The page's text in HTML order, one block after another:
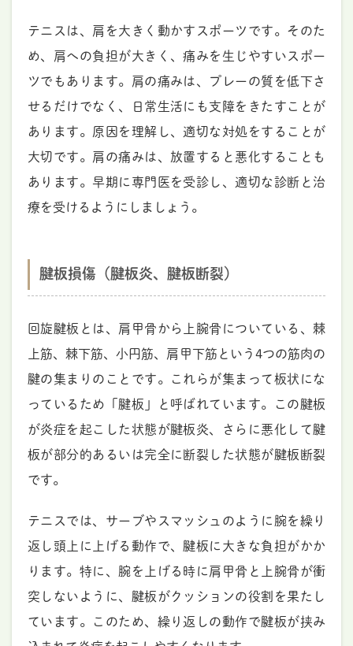
テニスは、肩を大きく動かすスポーツです。そのた
め、肩への負担が大きく、痛みを生じやすいスポー
ツでもあります。肩の痛みは、プレーの質を低下さ
せるだけでなく、日常生活にも支障をきたすことが
あります。原因を理解し、適切な対処をすることが
大切です。肩の痛みは、放置すると悪化することも
あります。早期に専門医を受診し、適切な診断と治
療を受けるようにしましょう。
腱板損傷（腱板炎、腱板断裂）
回旋腱板とは、肩甲骨から上腕骨についている、棘
上筋、棘下筋、小円筋、肩甲下筋という4つの筋肉の
腱の集まりのことです。これらが集まって板状にな
っているため「腱板」と呼ばれています。この腱板
が炎症を起こした状態が腱板炎、さらに悪化して腱
板が部分的あるいは完全に断裂した状態が腱板断裂
です。
テニスでは、サーブやスマッシュのように腕を繰り
返し頭上に上げる動作で、腱板に大きな負担がかか
ります。特に、腕を上げる時に肩甲骨と上腕骨が衝
突しないように、腱板がクッションの役割を果たし
ています。このため、繰り返しの動作で腱板が挟み